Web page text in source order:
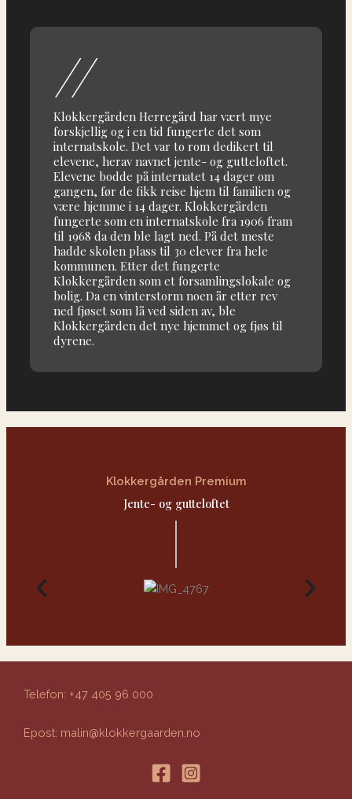
//
Klokkergården Herregård har vært mye
forskjellig og i en tid fungerte det som
internatskole. Det var to rom dedikert til
elevene, herav navnet jente- og gutteloftet.
Elevene bodde på internatet 14 dager om
gangen, før de fikk reise hjem til familien og
være hjemme i 14 dager. Klokkergården
fungerte som en internatskole fra 1906 fram
til 1968 da den ble lagt ned. På det meste
hadde skolen plass til 30 elever fra hele
kommunen. Etter det fungerte
Klokkergården som et forsamlingslokale og
bolig. Da en vinterstorm noen år etter rev
ned fjøset som lå ved siden av, ble
Klokkergården det nye hjemmet og fjøs til
dyrene.
Klokkergården Premium
Jente- og gutteloftet
Telefon: +47 405 96 000
Epost: malin@klokkergaarden.no